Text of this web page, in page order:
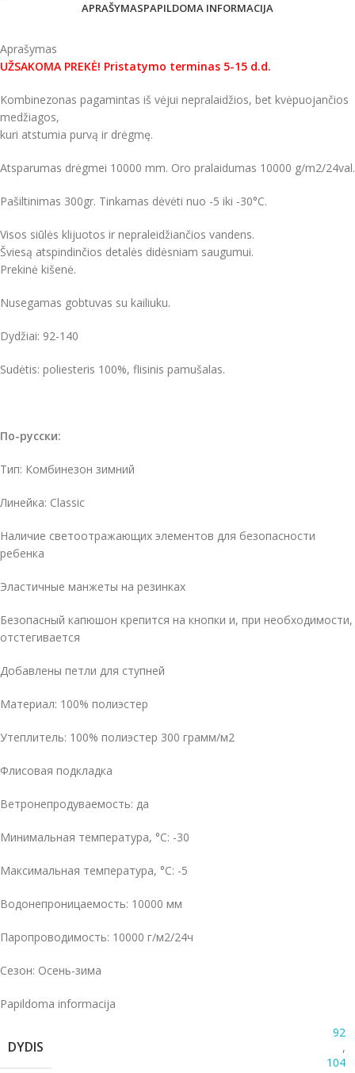
APRAŠYMASPAPILDOMA INFORMACIJA
Aprašymas
UŽSAKOMA PREKĖ! Pristatymo terminas 5-15 d.d.
Kombinezonas pagamintas iš vėjui nepralaidžios, bet kvėpuojančios
medžiagos,
kuri atstumia purvą ir drėgmę.
Atsparumas drėgmei 10000 mm. Oro pralaidumas 10000 g/m2/24val.
Pašiltinimas 300gr. Tinkamas dėvėti nuo -5 iki -30°C.
Visos siūlės klijuotos ir nepraleidžiančios vandens.
Šviesą atspindinčios detalės didėsniam saugumui.
Prekinė kišenė.
Nusegamas gobtuvas su kailiuku.
Dydžiai: 92-140
Sudėtis: poliesteris 100%, flisinis pamušalas.
По-русски:
Тип: Комбинезон зимний
Линейка: Classic
Наличие светоотражающих элементов для безопасности
ребенка
Эластичные манжеты на резинках
Безопасный капюшон крепится на кнопки и, при необходимости,
отстегивается
Добавлены петли для ступней
Материал: 100% полиэстер
Утеплитель: 100% полиэстер 300 грамм/м2
Флисовая подкладка
Ветронепродуваемость: да
Минимальная температура, °C: -30
Максимальная температура, °C: -5
Водонепроницаемость: 10000 мм
Паропроводимость: 10000 г/м2/24ч
Сезон: Осень-зима
Papildoma informacija
DYDIS
92
,
104